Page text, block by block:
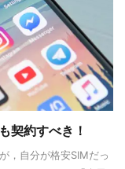
契約すべき！
，自分が格安SIMだっ